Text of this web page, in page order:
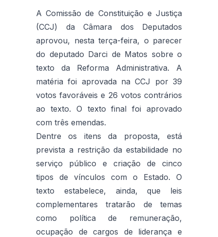
A Comissão de Constituição e Justiça
(CCJ) da Câmara dos Deputados
aprovou, nesta terça-feira, o parecer
do deputado Darci de Matos sobre o
texto da Reforma Administrativa. A
matéria foi aprovada na CCJ por 39
votos favoráveis e 26 votos contrários
ao texto. O texto final foi aprovado
com três emendas.
Dentre os itens da proposta, está
prevista a restrição da estabilidade no
serviço público e criação de cinco
tipos de vínculos com o Estado. O
texto estabelece, ainda, que leis
complementares tratarão de temas
como política de remuneração,
ocupação de cargos de liderança e